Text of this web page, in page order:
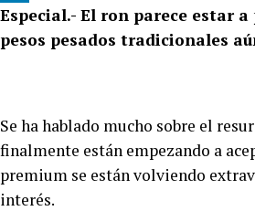
LinkedIn
Especial.- El ron parece estar
pesos pesados ​​tradicionales
Se ha hablado mucho sobre el
finalmente están empezando a
premium se están volviendo
interés.